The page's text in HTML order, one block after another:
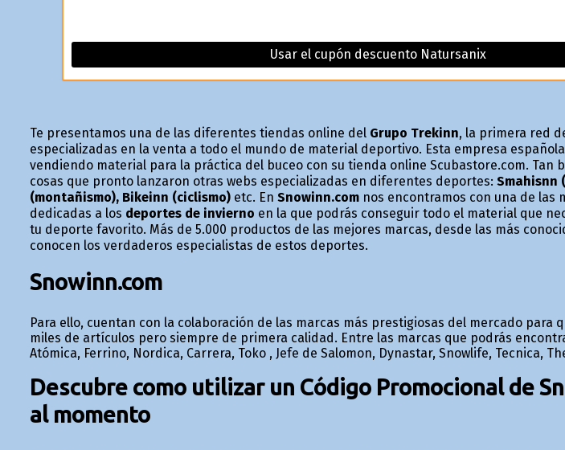
Usar el cupón descuento Natursanix
Te presentamos una de las diferentes tiendas online del Grupo Trekinn, la primera red
especializadas en la venta a todo el mundo de material deportivo. Esta empresa
vendiendo material para la práctica del buceo con su tienda online Scubastore.com. Tan
cosas que pronto lanzaron otras webs especializadas en diferentes deportes: Smahisnn
(montañismo), Bikeinn (ciclismo)etc. En Snowinn.comnos encontramos con una de las
dedicadas a los deportes de invierno en la que podrás conseguir todo el material que
tu deporte favorito. Más de 5.000 productos de las mejores marcas, desde las más
conocen los verdaderos especialistas de estos deportes.
Snowinn.com
Para ello, cuentan con la colaboración de las marcas más prestigiosas del mercado para
miles de artículos pero siempre de primera calidad. Entre las marcas que podrás
Atómica, Ferrino, Nordica, Carrera, Toko , Jefe de Salomon, Dynastar, Snowlife, Tecnica,
Descubre como utilizar un Código Promocional de
al momento